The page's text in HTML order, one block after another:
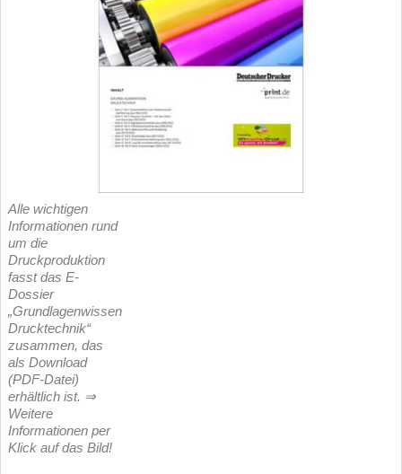
Alle wichtigen
Informationen rund
um die
Druckproduktion
fasst das E-
Dossier
„Grundlagenwissen
Drucktechnik“
zusammen, das
als Download
(PDF-Datei)
erhältlich ist. ⇒
Weitere
Informationen per
Klick auf das Bild!